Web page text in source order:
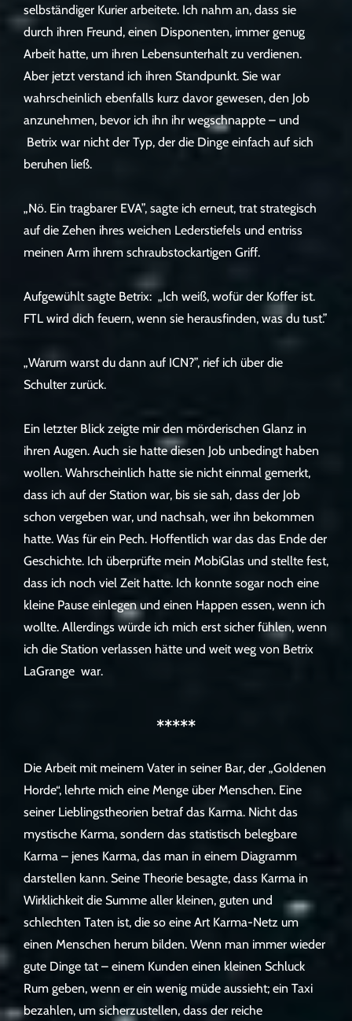
selbständiger Kurier arbeitete. Ich nahm an, dass sie
durch ihren Freund, einen Disponenten, immer genug
Arbeit hatte, um ihren Lebensunterhalt zu verdienen.
Aber jetzt verstand ich ihren Standpunkt. Sie war
wahrscheinlich ebenfalls kurz davor gewesen, den Job
anzunehmen, bevor ich ihn ihr wegschnappte – und
Betrix war nicht der Typ, der die Dinge einfach auf sich
beruhen ließ.
„Nö. Ein tragbarer EVA”, sagte ich erneut, trat strategisch
auf die Zehen ihres weichen Lederstiefels und entriss
meinen Arm ihrem schraubstockartigen Griff.
Aufgewühlt sagte Betrix: „Ich weiß, wofür der Koffer ist.
FTL wird dich feuern, wenn sie herausfinden, was du tust.”
„Warum warst du dann auf ICN?”, rief ich über die
Schulter zurück.
Ein letzter Blick zeigte mir den mörderischen Glanz in
ihren Augen. Auch sie hatte diesen Job unbedingt haben
wollen. Wahrscheinlich hatte sie nicht einmal gemerkt,
dass ich auf der Station war, bis sie sah, dass der Job
schon vergeben war, und nachsah, wer ihn bekommen
hatte. Was für ein Pech. Hoffentlich war das das Ende der
Geschichte. Ich überprüfte mein MobiGlas und stellte fest,
dass ich noch viel Zeit hatte. Ich konnte sogar noch eine
kleine Pause einlegen und einen Happen essen, wenn ich
wollte. Allerdings würde ich mich erst sicher fühlen, wenn
ich die Station verlassen hätte und weit weg von Betrix
LaGrange war.
*****
Die Arbeit mit meinem Vater in seiner Bar, der „Goldenen
Horde“, lehrte mich eine Menge über Menschen. Eine
seiner Lieblingstheorien betraf das Karma. Nicht das
mystische Karma, sondern das statistisch belegbare
Karma – jenes Karma, das man in einem Diagramm
darstellen kann. Seine Theorie besagte, dass Karma in
Wirklichkeit die Summe aller kleinen, guten und
schlechten Taten ist, die so eine Art Karma-Netz um
einen Menschen herum bilden. Wenn man immer wieder
gute Dinge tat – einem Kunden einen kleinen Schluck
Rum geben, wenn er ein wenig müde aussieht; ein Taxi
bezahlen, um sicherzustellen, dass der reiche